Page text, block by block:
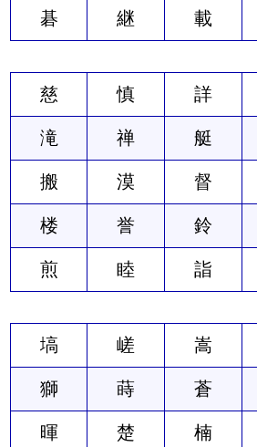
碁 継 載
慈 慎 詳
滝 禅 艇
搬 漠 督
楼 誉 鈴
煎 睦 詣
塙 嵯 嵩
獅 蒔 蒼
暉 楚 楠